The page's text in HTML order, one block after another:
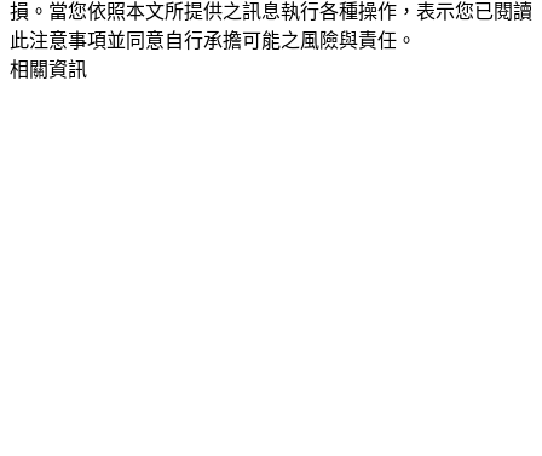
損。當您依照本文所提供之訊息執行各種操作，表示您已閱讀
此注意事項並同意自行承擔可能之風險與責任。
相關資訊